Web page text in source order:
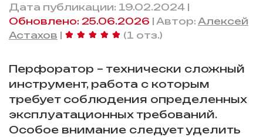
Дата публикации: 19.02.2024 |
Обновлено: 25.06.2026 | Автор: Алексей
Астахов | (1 отз.)
Перфоратор – технически сложный
инструмент, работа с которым
требует соблюдения определенных
эксплуатационных требований.
Особое внимание следует уделить